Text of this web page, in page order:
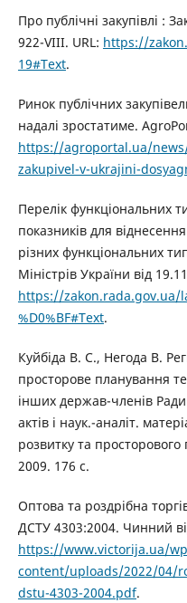
Про публічні закупівлі :
922-VIII. URL: https://
19#Text.
Ринок публічних
надалі зростатиме.
https://agroportal.ua/
zakupivel-v-ukrajini-
Перелік функціональних
показників для
різних функціональних
Міністрів України від
https://zakon.rada.gov.ua/
%D0%BF#Text.
Куйбіда В. С., Негода В.
просторове планування
інших держав-членів
актів і наук.-аналіт.
розвитку та
2009. 176 с.
Оптова та роздрібна
ДСТУ 4303:2004. Чинний
https://www.victorija.ua/
content/uploads/2022/04/
dstu-4303-2004.pdf.